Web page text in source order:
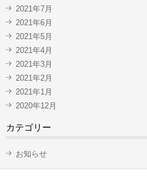
2021年7月
2021年6月
2021年5月
2021年4月
2021年3月
2021年2月
2021年1月
2020年12月
カテゴリー
お知らせ